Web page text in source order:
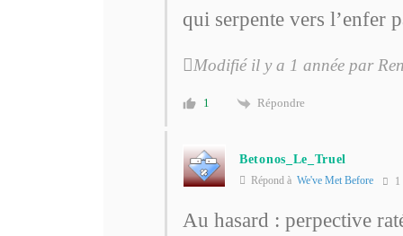
qui serpente vers l’enfer
Modifié il y a 1 année par
1 Répondre
Betonos_Le_Truel
Répond à We've Met Before 1
Au hasard : perpective